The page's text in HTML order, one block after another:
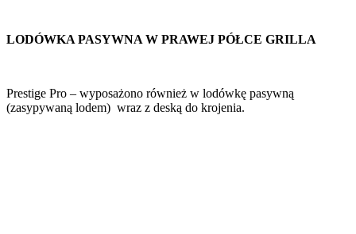
LODÓWKA PASYWNA W PRAWEJ PÓŁCE GRILLA
Prestige Pro – wyposażono również w lodówkę pasywną
(zasypywaną lodem) wraz z deską do krojenia.